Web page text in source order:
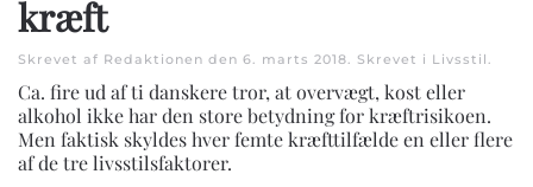
kræft
Skrevet af Redaktionen den 6. marts 2018. Skrevet i Livsstil.
Ca. fire ud af ti danskere tror, at overvægt, kost eller
alkohol ikke har den store betydning for kræftrisikoen.
Men faktisk skyldes hver femte kræfttilfælde en eller flere
af de tre livsstilsfaktorer.